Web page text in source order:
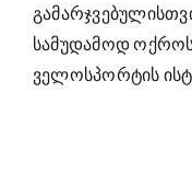
სამუდამოდ
ველოსპორტის